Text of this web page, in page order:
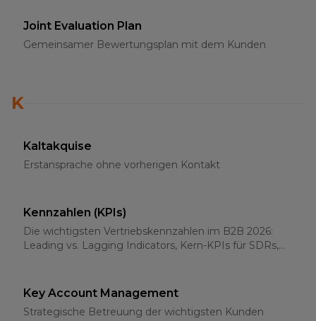
Joint Evaluation Plan
Gemeinsamer Bewertungsplan mit dem Kunden
K
Kaltakquise
Erstansprache ohne vorherigen Kontakt
Kennzahlen (KPIs)
Die wichtigsten Vertriebskennzahlen im B2B 2026:
Leading vs. Lagging Indicators, Kern-KPIs für SDRs,
Key Account Management
Strategische Betreuung der wichtigsten Kunden